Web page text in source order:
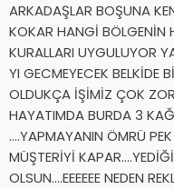
ARKADAŞLAR BOŞUNA
KOKAR HANGİ BÖLGENİN
KURALLARI UYGULUYOR
YI GECMEYECEK BELKİDE
OLDUKÇA İŞİMİZ ÇOK
HAYATIMDA BURDA 3
….YAPMAYANIN ÖMRÜ
MÜŞTERİYİ
OLSUN….EEEEEE NEDEN